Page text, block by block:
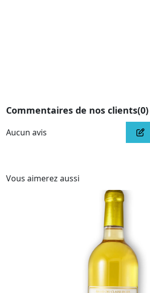
Commentaires de nos clients(0)
Aucun avis
Vous aimerez aussi